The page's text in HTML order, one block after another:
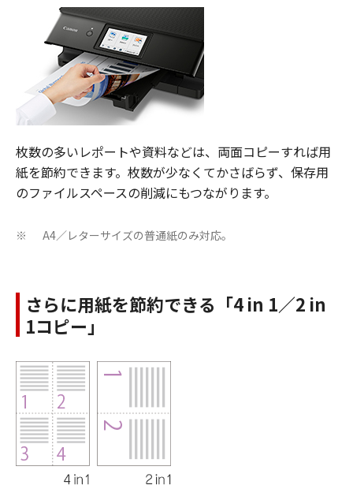
枚数の多いレポートや資料などは、両面コピーすれば用
紙を節約できます。枚数が少なくてかさばらず、保存用
のファイルスペースの削減にもつながります。
※ A4／レターサイズの普通紙のみ対応。
さらに用紙を節約できる「4 in 1／2 in
1コピー」